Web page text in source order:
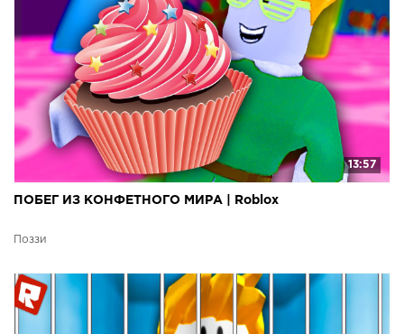
13:57
ПОБЕГ ИЗ КОНФЕТНОГО МИРА | Roblox
Поззи